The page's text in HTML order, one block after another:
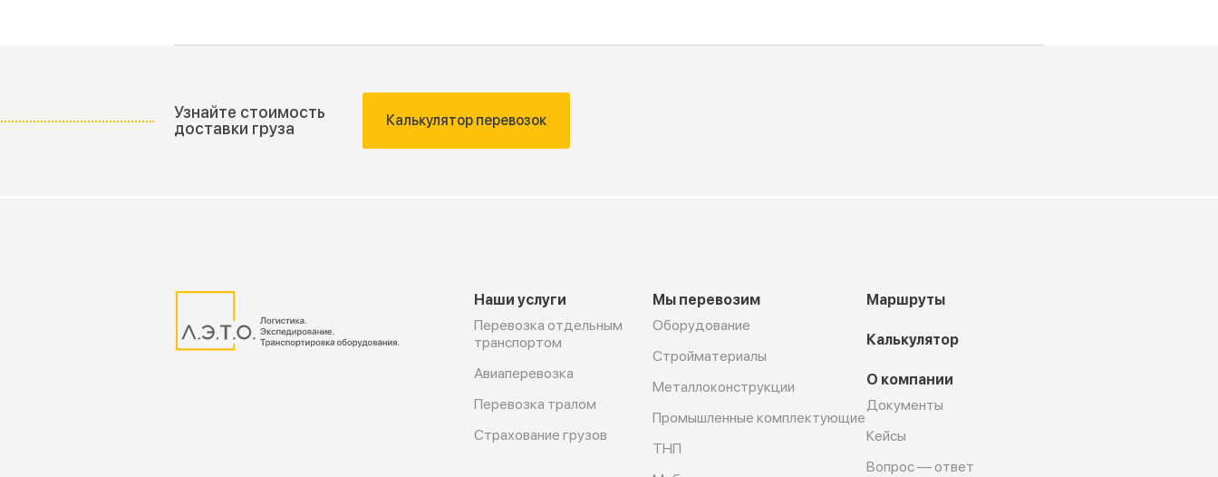
Узнайте стоимость
доставки груза
Калькулятор перевозок
Наши услуги
Перевозка отдельным
транспортом
Авиаперевозка
Перевозка тралом
Страхование грузов
Мы перевозим
Оборудование
Cтройматериалы
Металлоконструкции
Промышленные комплектующие
ТНП
Маршруты
Калькулятор
О компании
Документы
Кейсы
Вопрос — ответ